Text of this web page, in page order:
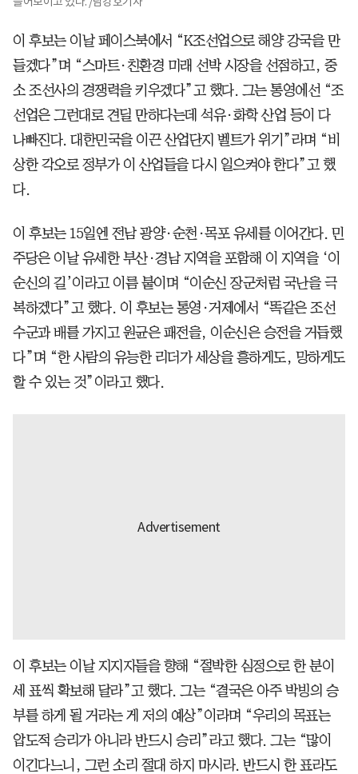
이 후보는 이날 페이스북에서 “K조선업으로 해양 강국을 만
들겠다”며 “스마트·친환경 미래 선박 시장을 선점하고, 중
소 조선사의 경쟁력을 키우겠다”고 했다. 그는 통영에선 “조
선업은 그런대로 견딜 만하다는데 석유·화학 산업 등이 다
나빠진다. 대한민국을 이끈 산업단지 벨트가 위기”라며 “비
상한 각오로 정부가 이 산업들을 다시 일으켜야 한다”고 했
다.
이 후보는 15일엔 전남 광양·순천·목포 유세를 이어간다. 민
주당은 이날 유세한 부산·경남 지역을 포함해 이 지역을 ‘이
순신의 길’이라고 이름 붙이며 “이순신 장군처럼 국난을 극
복하겠다”고 했다. 이 후보는 통영·거제에서 “똑같은 조선
수군과 배를 가지고 원균은 패전을, 이순신은 승전을 거듭했
다”며 “한 사람의 유능한 리더가 세상을 흥하게도, 망하게도
할 수 있는 것”이라고 했다.
이 후보는 이날 지지자들을 향해 “절박한 심정으로 한 분이
세 표씩 확보해 달라”고 했다. 그는 “결국은 아주 박빙의 승
부를 하게 될 거라는 게 저의 예상”이라며 “우리의 목표는
압도적 승리가 아니라 반드시 승리”라고 했다. 그는 “많이
이긴다느니, 그런 소리 절대 하지 마시라. 반드시 한 표라도